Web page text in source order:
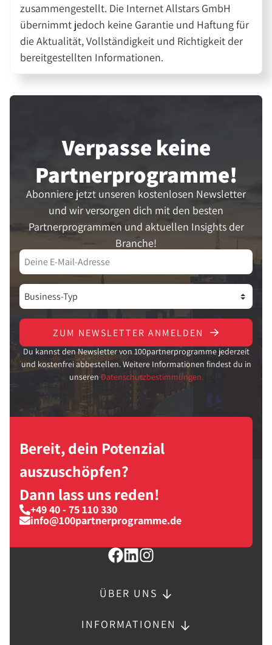
zusammengestellt. Die Internet Allstars GmbH
übernimmt jedoch keine Garantie und Haftung für
die Aktualität, Vollständigkeit und Richtigkeit der
bereitgestellten Informationen.
Verpasse keine
Partner­programme!
Abonniere jetzt unseren kostenlosen Newsletter
und wir versorgen dich mit den besten
Partnerprogrammen und aktuellen Insights der
Branche!
ZUM NEWSLETTER ANMELDEN
Du kannst den Newsletter von 100partnerprogramme jederzeit
und kostenfrei abbestellen. Weitere Informationen findest du in
unseren Datenschutzbestimmungen.
Bereit, dein Potenzial
auszuschöpfen?
Dann lass uns reden!
+49 40 - 75 110 330
info@100partnerprogramme.de
ÜBER UNS
INFORMATIONEN